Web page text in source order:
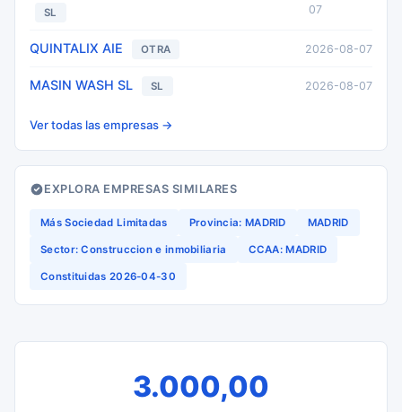
SL
07
QUINTALIX AIE OTRA 2026-08-07
MASIN WASH SL SL 2026-08-07
Ver todas las empresas →
EXPLORA EMPRESAS SIMILARES
Más Sociedad Limitadas Provincia: MADRID MADRID
Sector: Construccion e inmobiliaria CCAA: MADRID
Constituidas 2026-04-30
3.000,00